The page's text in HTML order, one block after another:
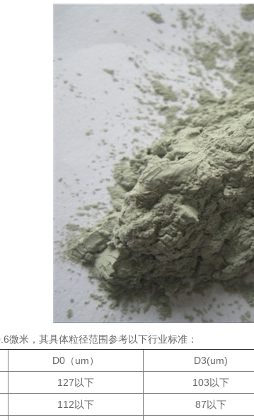
微米，其具体粒径范围参考以下行业标准：
D0（um） D3(um)
127以下 103以下
112以下 87以下